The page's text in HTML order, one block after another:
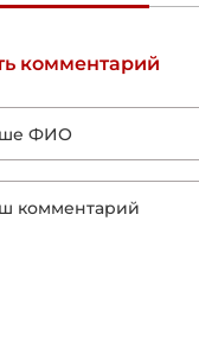
комментарий